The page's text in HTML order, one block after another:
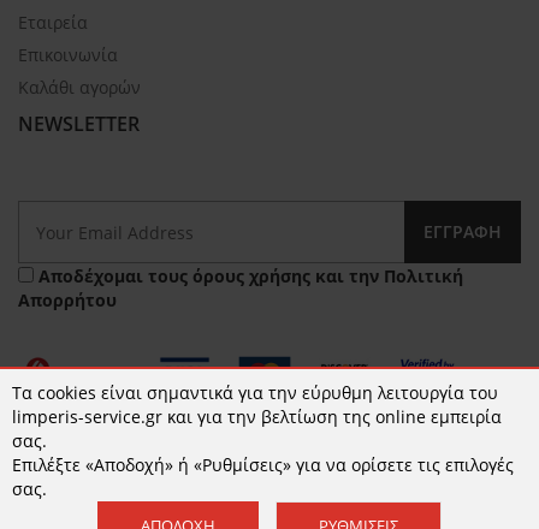
Εταιρεία
Επικοινωνία
Καλάθι αγορών
NEWSLETTER
ΕΓΓΡΑΦΉ
Αποδέχομαι τους όρους χρήσης και την Πολιτική
Απορρήτου
© 2026 limperis-service.gr | Κατασκευή ιστοσελίδων -
www.qualityweb.gr
Τα cookies είναι σημαντικά για την εύρυθμη λειτουργία του
limperis-service.gr και για την βελτίωση της online εμπειρία
σας.
Επιλέξτε «Αποδοχή» ή «Ρυθμίσεις» για να ορίσετε τις επιλογές
σας.